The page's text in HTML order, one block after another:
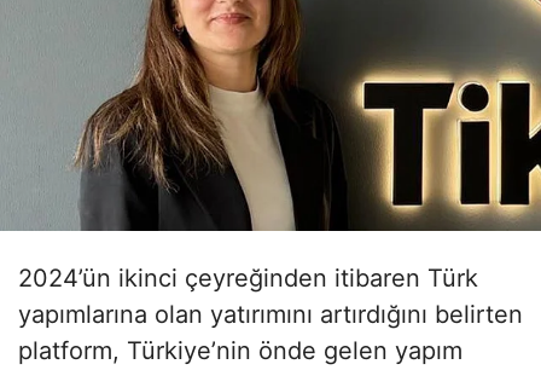
2024’ün ikinci çeyreğinden itibaren Türk
yapımlarına olan yatırımını artırdığını belirten
platform, Türkiye’nin önde gelen yapım